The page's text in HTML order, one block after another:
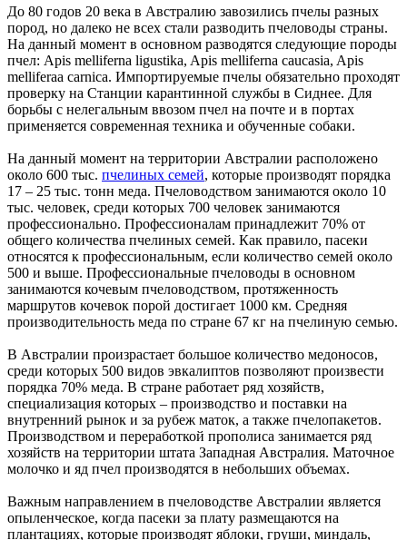
До 80 годов 20 века в Австралию завозились пчелы разных
пород, но далеко не всех стали разводить пчеловоды страны.
На данный момент в основном разводятся следующие породы
пчел: Apis melliferna ligustika, Apis melliferna caucasia, Apis
melliferaа carnica. Импортируемые пчелы обязательно проходят
проверку на Станции карантинной службы в Сиднее. Для
борьбы с нелегальным ввозом пчел на почте и в портах
применяется современная техника и обученные собаки.
На данный момент на территории Австралии расположено
около 600 тыс. пчелиных семей, которые производят порядка
17 – 25 тыс. тонн меда. Пчеловодством занимаются около 10
тыс. человек, среди которых 700 человек занимаются
профессионально. Профессионалам принадлежит 70% от
общего количества пчелиных семей. Как правило, пасеки
относятся к профессиональным, если количество семей около
500 и выше. Профессиональные пчеловоды в основном
занимаются кочевым пчеловодством, протяженность
маршрутов кочевок порой достигает 1000 км. Средняя
производительность меда по стране 67 кг на пчелиную семью.
В Австралии произрастает большое количество медоносов,
среди которых 500 видов эвкалиптов позволяют произвести
порядка 70% меда. В стране работает ряд хозяйств,
специализация которых – производство и поставки на
внутренний рынок и за рубеж маток, а также пчелопакетов.
Производством и переработкой прополиса занимается ряд
хозяйств на территории штата Западная Австралия. Маточное
молочко и яд пчел производятся в небольших объемах.
Важным направлением в пчеловодстве Австралии является
опыленческое, когда пасеки за плату размещаются на
плантациях, которые производят яблоки, груши, миндаль,